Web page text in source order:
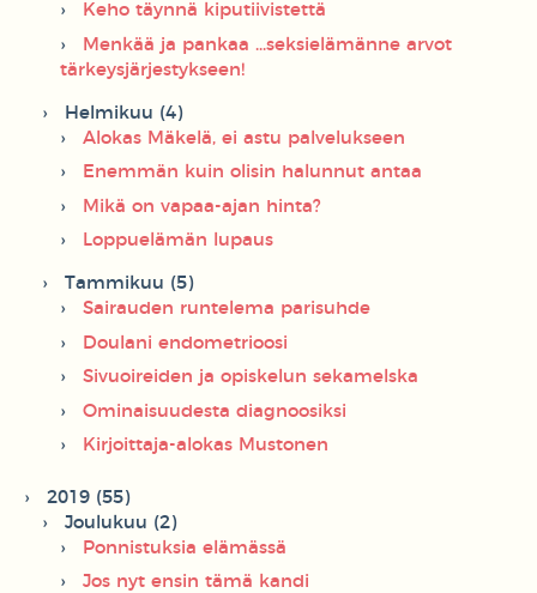
Keho täynnä kiputiivistettä
Menkää ja pankaa ...seksielämänne arvot
tärkeysjärjestykseen!
Helmikuu (4)
Alokas Mäkelä, ei astu palvelukseen
Enemmän kuin olisin halunnut antaa
Mikä on vapaa-ajan hinta?
Loppuelämän lupaus
Tammikuu (5)
Sairauden runtelema parisuhde
Doulani endometrioosi
Sivuoireiden ja opiskelun sekamelska
Ominaisuudesta diagnoosiksi
Kirjoittaja-alokas Mustonen
2019 (55)
Joulukuu (2)
Ponnistuksia elämässä
Jos nyt ensin tämä kandi